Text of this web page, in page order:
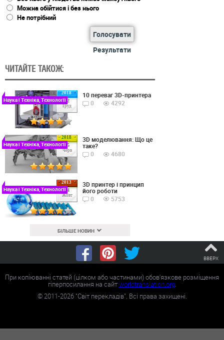
Можна обійтися і без нього
Не потрібний
Голосувати
Результати
ЧИТАЙТЕ ТАКОЖ:
2018
22
Груд
Наука і Техніка, Технології
10 переваг 3D-принтера
0
4292
2018
15
Черв
Наука і Техніка, Технології
3D моделювання: Що це
таке?
0
4680
2013
24
Жовт
Наука і Техніка, Технології
3D принтер і принцип
його роботи
0
5753
БІЛЬШЕ НОВИН
ВВЕРХ
При копіюванні статей (цілком або частинами) обов'язкове розміщення
гіперпосилання на сайтworldtranslation.org.
©2011-2026"Світ перекладів". Всі права захищені.